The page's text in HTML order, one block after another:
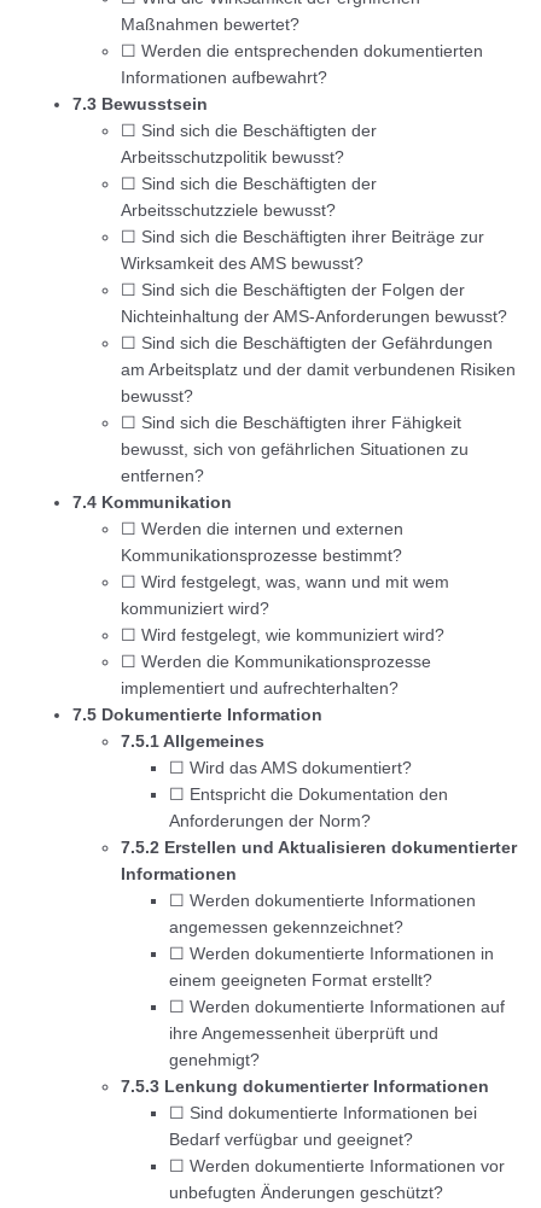
Maßnahmen bewertet?
☐ Werden die entsprechenden dokumentierten
Informationen aufbewahrt?
7.3 Bewusstsein
☐ Sind sich die Beschäftigten der
Arbeitsschutzpolitik bewusst?
☐ Sind sich die Beschäftigten der
Arbeitsschutzziele bewusst?
☐ Sind sich die Beschäftigten ihrer Beiträge zur
Wirksamkeit des AMS bewusst?
☐ Sind sich die Beschäftigten der Folgen der
Nichteinhaltung der AMS-Anforderungen bewusst?
☐ Sind sich die Beschäftigten der Gefährdungen
am Arbeitsplatz und der damit verbundenen Risiken
bewusst?
☐ Sind sich die Beschäftigten ihrer Fähigkeit
bewusst, sich von gefährlichen Situationen zu
entfernen?
7.4 Kommunikation
☐ Werden die internen und externen
Kommunikationsprozesse bestimmt?
☐ Wird festgelegt, was, wann und mit wem
kommuniziert wird?
☐ Wird festgelegt, wie kommuniziert wird?
☐ Werden die Kommunikationsprozesse
implementiert und aufrechterhalten?
7.5 Dokumentierte Information
7.5.1 Allgemeines
☐ Wird das AMS dokumentiert?
☐ Entspricht die Dokumentation den
Anforderungen der Norm?
7.5.2 Erstellen und Aktualisieren dokumentierter
Informationen
☐ Werden dokumentierte Informationen
angemessen gekennzeichnet?
☐ Werden dokumentierte Informationen in
einem geeigneten Format erstellt?
☐ Werden dokumentierte Informationen auf
ihre Angemessenheit überprüft und
genehmigt?
7.5.3 Lenkung dokumentierter Informationen
☐ Sind dokumentierte Informationen bei
Bedarf verfügbar und geeignet?
☐ Werden dokumentierte Informationen vor
unbefugten Änderungen geschützt?